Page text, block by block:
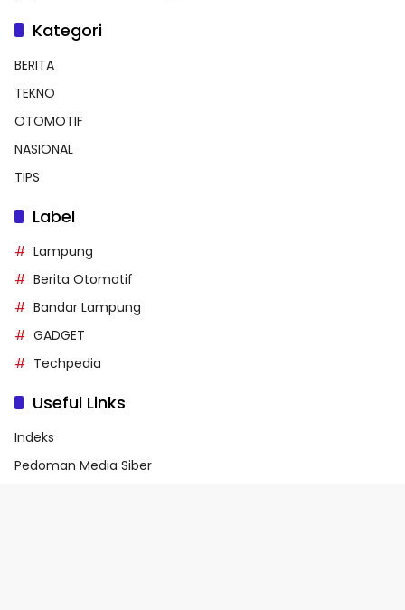
Kategori
BERITA
TEKNO
OTOMOTIF
NASIONAL
TIPS
Label
Lampung
Berita Otomotif
Bandar Lampung
GADGET
Techpedia
Useful Links
Indeks
Pedoman Media Siber